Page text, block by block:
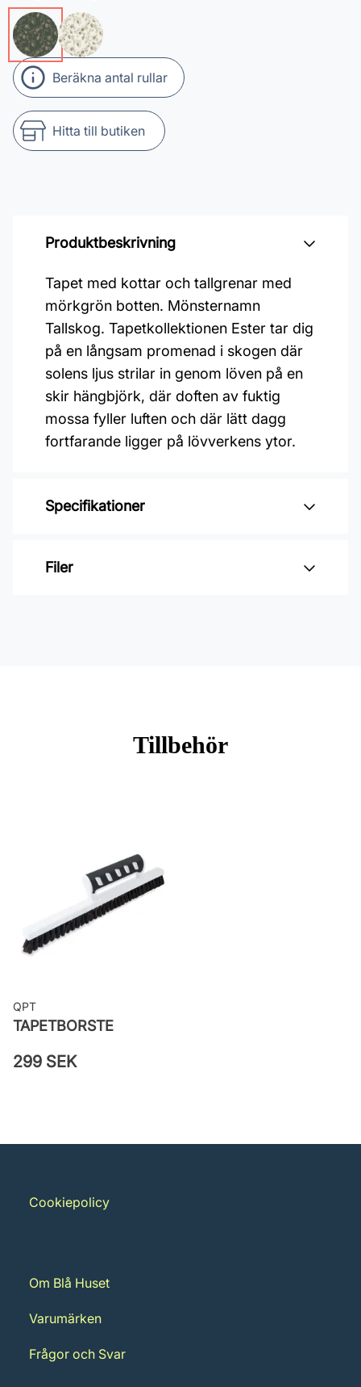
Beräkna antal rullar
Hitta till butiken
Produktbeskrivning
Tapet med kottar och tallgrenar med
mörkgrön botten. Mönsternamn
Tallskog. Tapetkollektionen Ester tar dig
på en långsam promenad i skogen där
solens ljus strilar in genom löven på en
skir hängbjörk, där doften av fuktig
mossa fyller luften och där lätt dagg
fortfarande ligger på lövverkens ytor.
Specifikationer
Varumärke: Midbec Tapeter
Bredd: 0,53 m
Leverantörens artikelnummer: 20116
Filer
Tillbehör
QPT
TAPETBORSTE
299 SEK
Cookiepolicy
Om Blå Huset
Varumärken
Frågor och Svar